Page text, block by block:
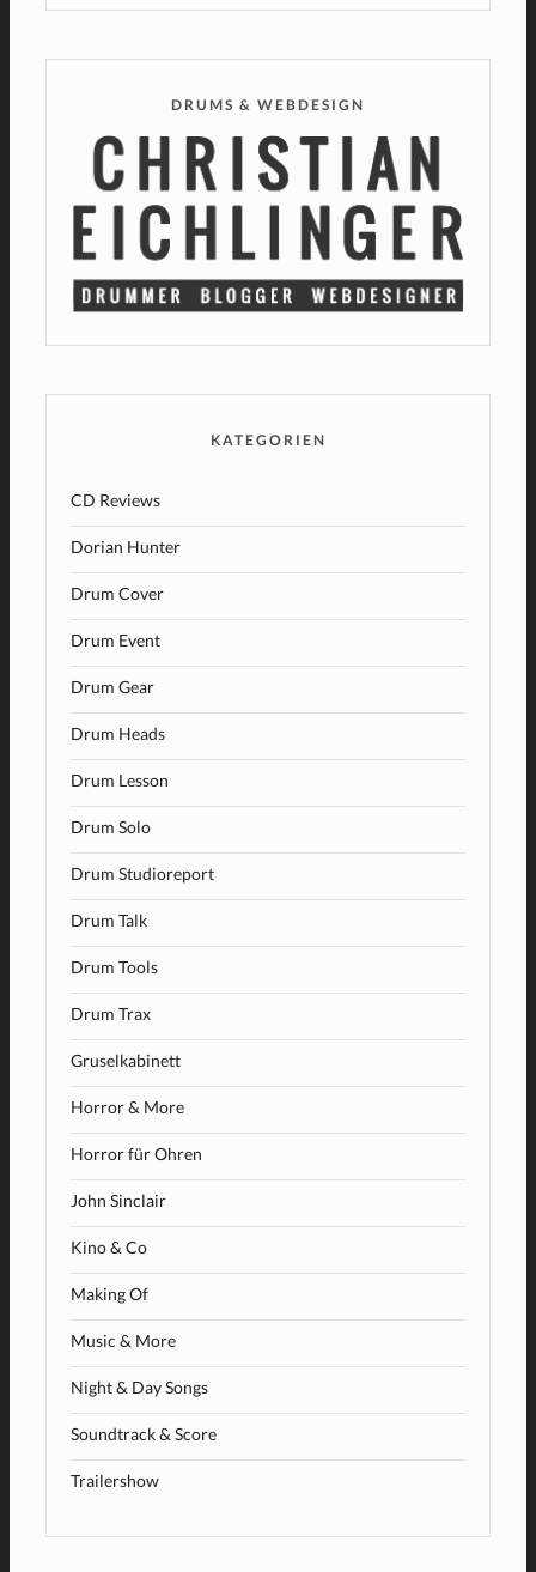
DRUMS & WEBDESIGN
KATEGORIEN
CD Reviews
Dorian Hunter
Drum Cover
Drum Event
Drum Gear
Drum Heads
Drum Lesson
Drum Solo
Drum Studioreport
Drum Talk
Drum Tools
Drum Trax
Gruselkabinett
Horror & More
Horror für Ohren
John Sinclair
Kino & Co
Making Of
Music & More
Night & Day Songs
Soundtrack & Score
Trailershow